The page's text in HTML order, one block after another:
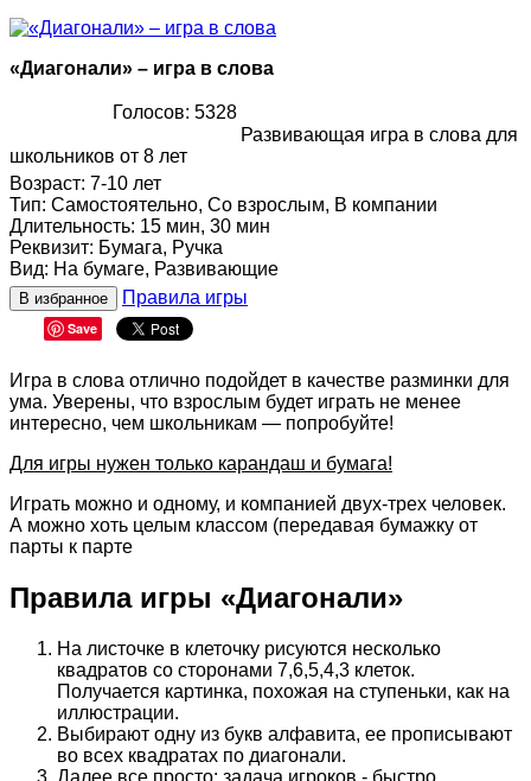
«Диагонали» – игра в слова
Голосов: 5328
Развивающая игра в слова для
школьников от 8 лет
Возраст: 7-10 лет
Тип: Самостоятельно, Со взрослым, В компании
Длительность: 15 мин, 30 мин
Реквизит: Бумага, Ручка
Вид: На бумаге, Развивающие
В избранное Правила игры
Save
Игра в слова отлично подойдет в качестве разминки для
ума. Уверены, что взрослым будет играть не менее
интересно, чем школьникам — попробуйте!
Для игры нужен только карандаш и бумага!
Играть можно и одному, и компанией двух-трех человек.
А можно хоть целым классом (передавая бумажку от
парты к парте
Правила игры «Диагонали»
На листочке в клеточку рисуются несколько
квадратов со сторонами 7,6,5,4,3 клеток.
Получается картинка, похожая на ступеньки, как на
иллюстрации.
Выбирают одну из букв алфавита, ее прописывают
во всех квадратах по диагонали.